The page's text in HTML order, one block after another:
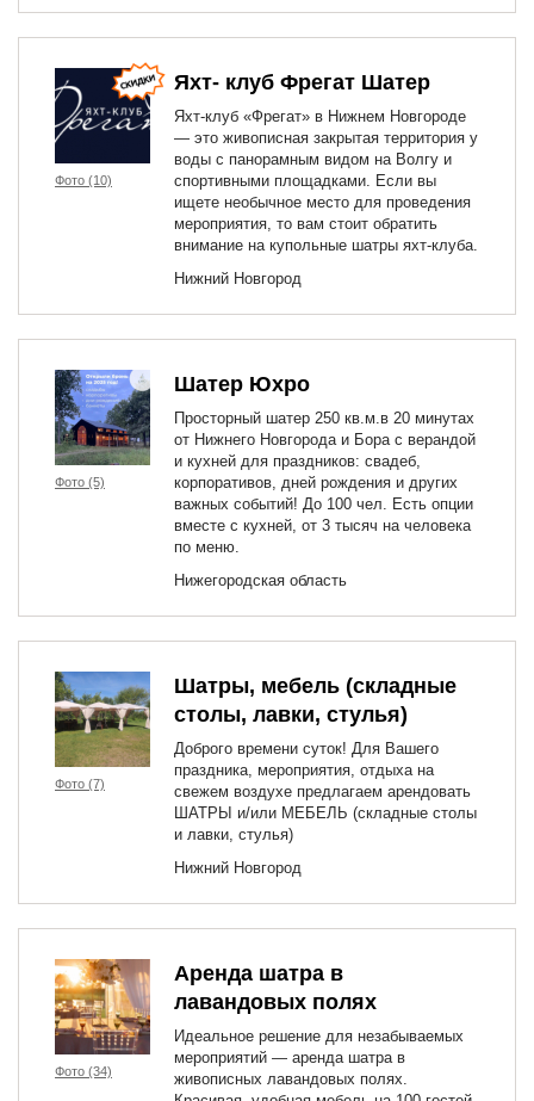
Фото (10)
Яхт- клуб Фрегат Шатер
Яхт-клуб «Фрегат» в Нижнем Новгороде
— это живописная закрытая территория у
воды с панорамным видом на Волгу и
спортивными площадками. Если вы
ищете необычное место для проведения
мероприятия, то вам стоит обратить
внимание на купольные шатры яхт-клуба.
Нижний Новгород
Фото (5)
Шатер Юхро
Просторный шатер 250 кв.м.в 20 минутах
от Нижнего Новгорода и Бора с верандой
и кухней для праздников: свадеб,
корпоративов, дней рождения и других
важных событий! До 100 чел. Есть опции
вместе с кухней, от 3 тысяч на человека
по меню.
Нижегородская область
Фото (7)
Шатры, мебель (складные
столы, лавки, стулья)
Доброго времени суток! Для Вашего
праздника, мероприятия, отдыха на
свежем воздухе предлагаем арендовать
ШАТРЫ и/или МЕБЕЛЬ (складные столы
и лавки, стулья)
Нижний Новгород
Фото (34)
Аренда шатра в
лавандовых полях
Идеальное решение для незабываемых
мероприятий — аренда шатра в
живописных лавандовых полях.